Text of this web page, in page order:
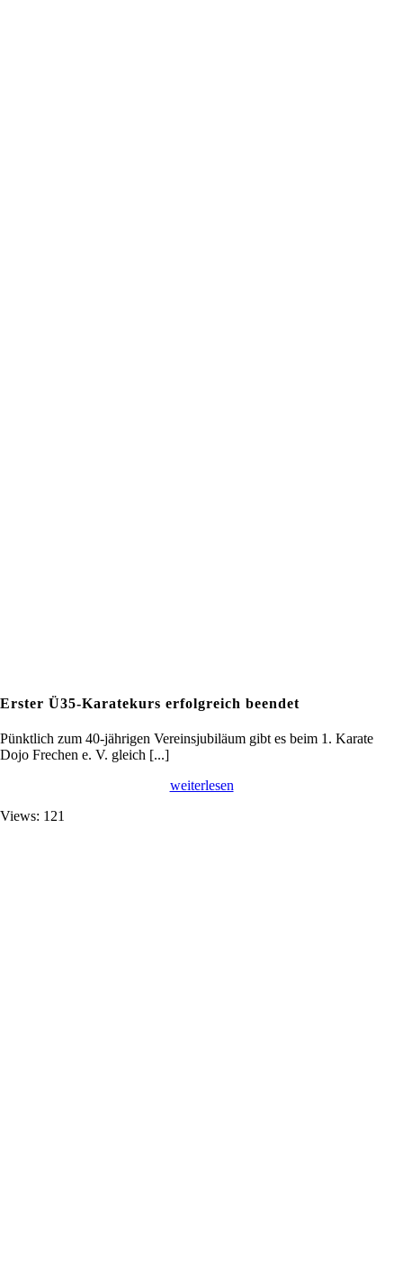
Erster Ü35-Karatekurs erfolgreich beendet
Pünktlich zum 40-jährigen Vereinsjubiläum gibt es beim 1. Karate
Dojo Frechen e. V. gleich [...]
weiterlesen
Views: 121